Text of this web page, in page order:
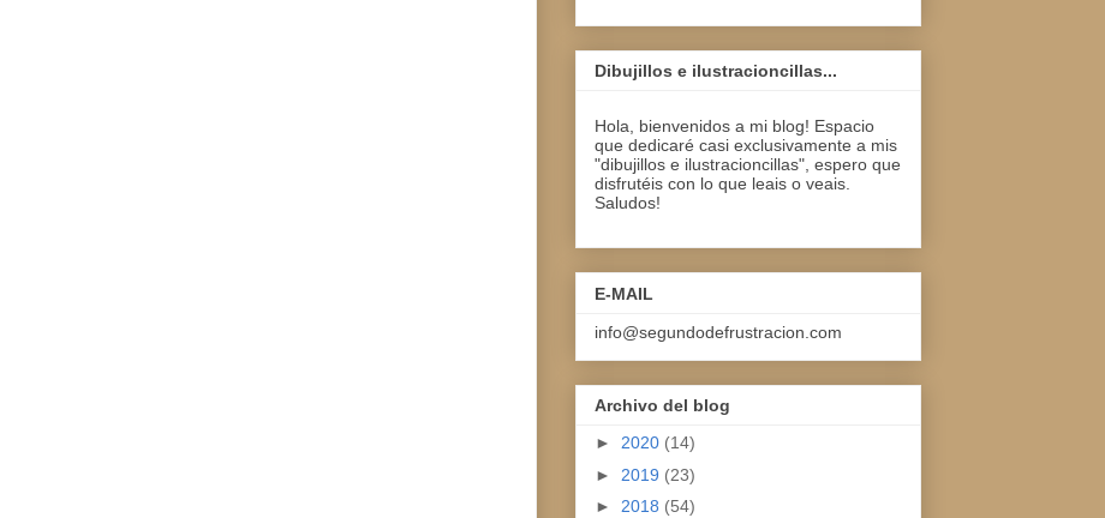
Dibujillos e ilustracioncillas...
Hola, bienvenidos a mi blog! Espacio
que dedicaré casi exclusivamente a mis
"dibujillos e ilustracioncillas", espero que
disfrutéis con lo que leais o veais.
Saludos!
E-MAIL
info@segundodefrustracion.com
Archivo del blog
► 2020 (14)
► 2019 (23)
► 2018 (54)